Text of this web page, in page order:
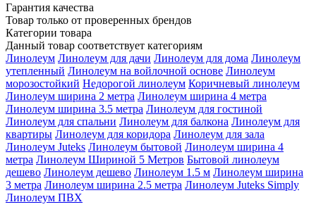
Гарантия качества
Товар только от проверенных брендов
Категории товара
Данный товар соответствует категориям
Линолеум Линолеум для дачи Линолеум для дома Линолеум
утепленный Линолеум на войлочной основе Линолеум
морозостойкий Недорогой линолеум Коричневый линолеум
Линолеум ширина 2 метра Линолеум ширина 4 метра
Линолеум ширина 3.5 метра Линолеум для гостиной
Линолеум для спальни Линолеум для балкона Линолеум для
квартиры Линолеум для коридора Линолеум для зала
Линолеум Juteks Линолеум бытовой Линолеум ширина 4
метра Линолеум Шириной 5 Метров Бытовой линолеум
дешево Линолеум дешево Линолеум 1.5 м Линолеум ширина
3 метра Линолеум ширина 2.5 метра Линолеум Juteks Simply
Линолеум ПВХ